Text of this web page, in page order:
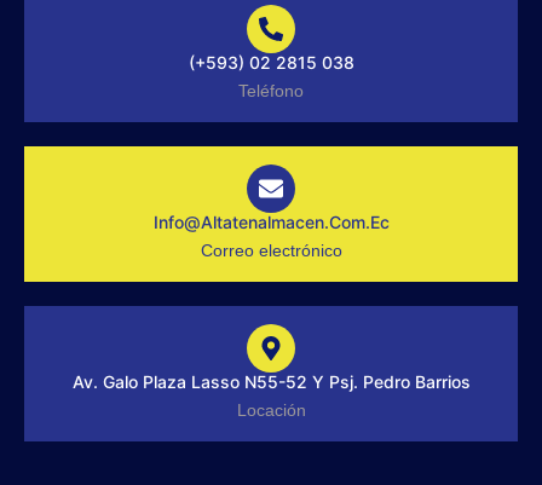
n
s
t
a
r
a
-
1
-
i
g
(+593) 02 2815 038
Teléfono
Info@altatenalmacen.com.ec
Correo electrónico
Av. Galo Plaza Lasso N55-52 Y Psj. Pedro Barrios
Locación